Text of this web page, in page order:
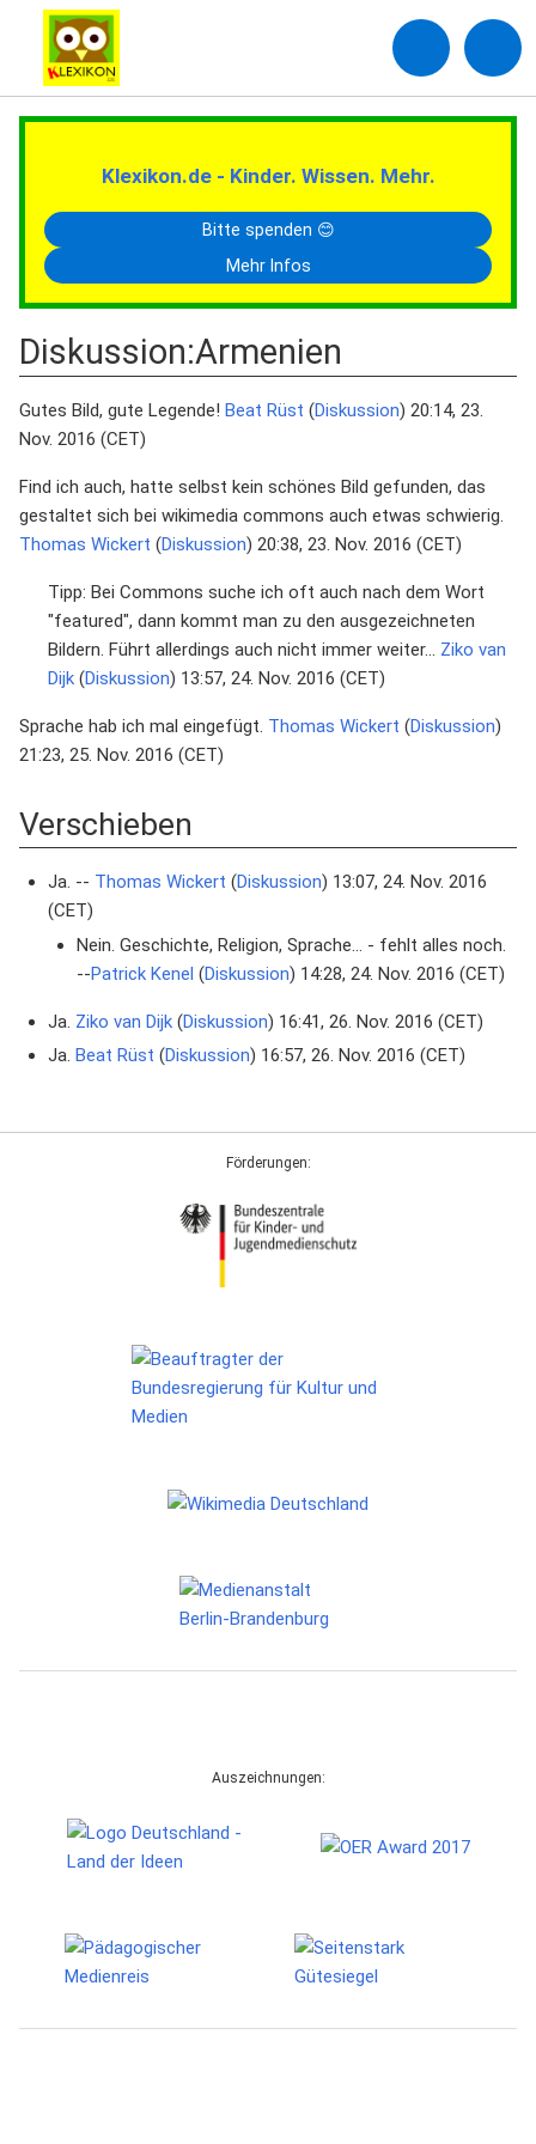
Klexikon.de - Kinder. Wissen. Mehr.
Bitte spenden 😊
Mehr Infos
Diskussion:Armenien
Gutes Bild, gute Legende! Beat Rüst (Diskussion) 20:14, 23.
Nov. 2016 (CET)
Find ich auch, hatte selbst kein schönes Bild gefunden, das
gestaltet sich bei wikimedia commons auch etwas schwierig.
Thomas Wickert (Diskussion) 20:38, 23. Nov. 2016 (CET)
Tipp: Bei Commons suche ich oft auch nach dem Wort
"featured", dann kommt man zu den ausgezeichneten
Bildern. Führt allerdings auch nicht immer weiter... Ziko van
Dijk (Diskussion) 13:57, 24. Nov. 2016 (CET)
Sprache hab ich mal eingefügt. Thomas Wickert (Diskussion)
21:23, 25. Nov. 2016 (CET)
Verschieben
Ja. -- Thomas Wickert (Diskussion) 13:07, 24. Nov. 2016
(CET)
Nein. Geschichte, Religion, Sprache... - fehlt alles noch.
--Patrick Kenel (Diskussion) 14:28, 24. Nov. 2016 (CET)
Ja. Ziko van Dijk (Diskussion) 16:41, 26. Nov. 2016 (CET)
Ja. Beat Rüst (Diskussion) 16:57, 26. Nov. 2016 (CET)
Förderungen:
Auszeichnungen: